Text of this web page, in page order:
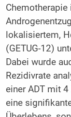
lokalisiertem,
(GETUG-12)
Dabei wurde
Rezidivrate
einer ADT mit
eine